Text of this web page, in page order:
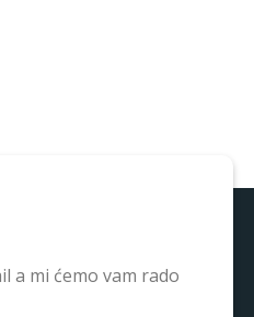
a mi ćemo vam rado